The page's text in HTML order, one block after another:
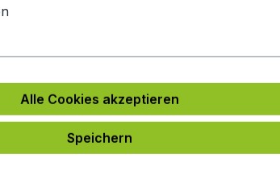
Alle Cookies akzeptieren
Speichern